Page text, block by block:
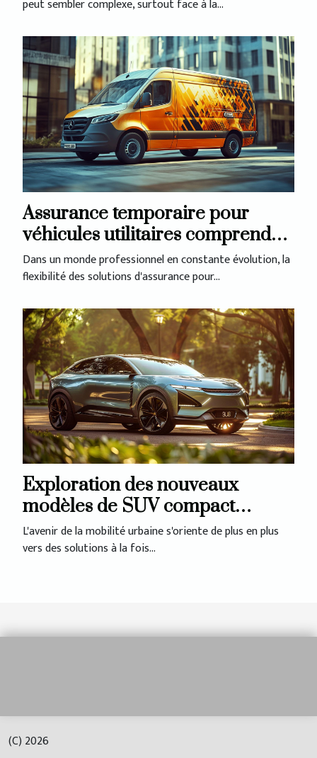
peut sembler complexe, surtout face à la...
Assurance temporaire pour
véhicules utilitaires comprendre
les options
Dans un monde professionnel en constante évolution, la
flexibilité des solutions d'assurance pour...
Exploration des nouveaux
modèles de SUV compact
électrique
L'avenir de la mobilité urbaine s'oriente de plus en plus
vers des solutions à la fois...
(C) 2026